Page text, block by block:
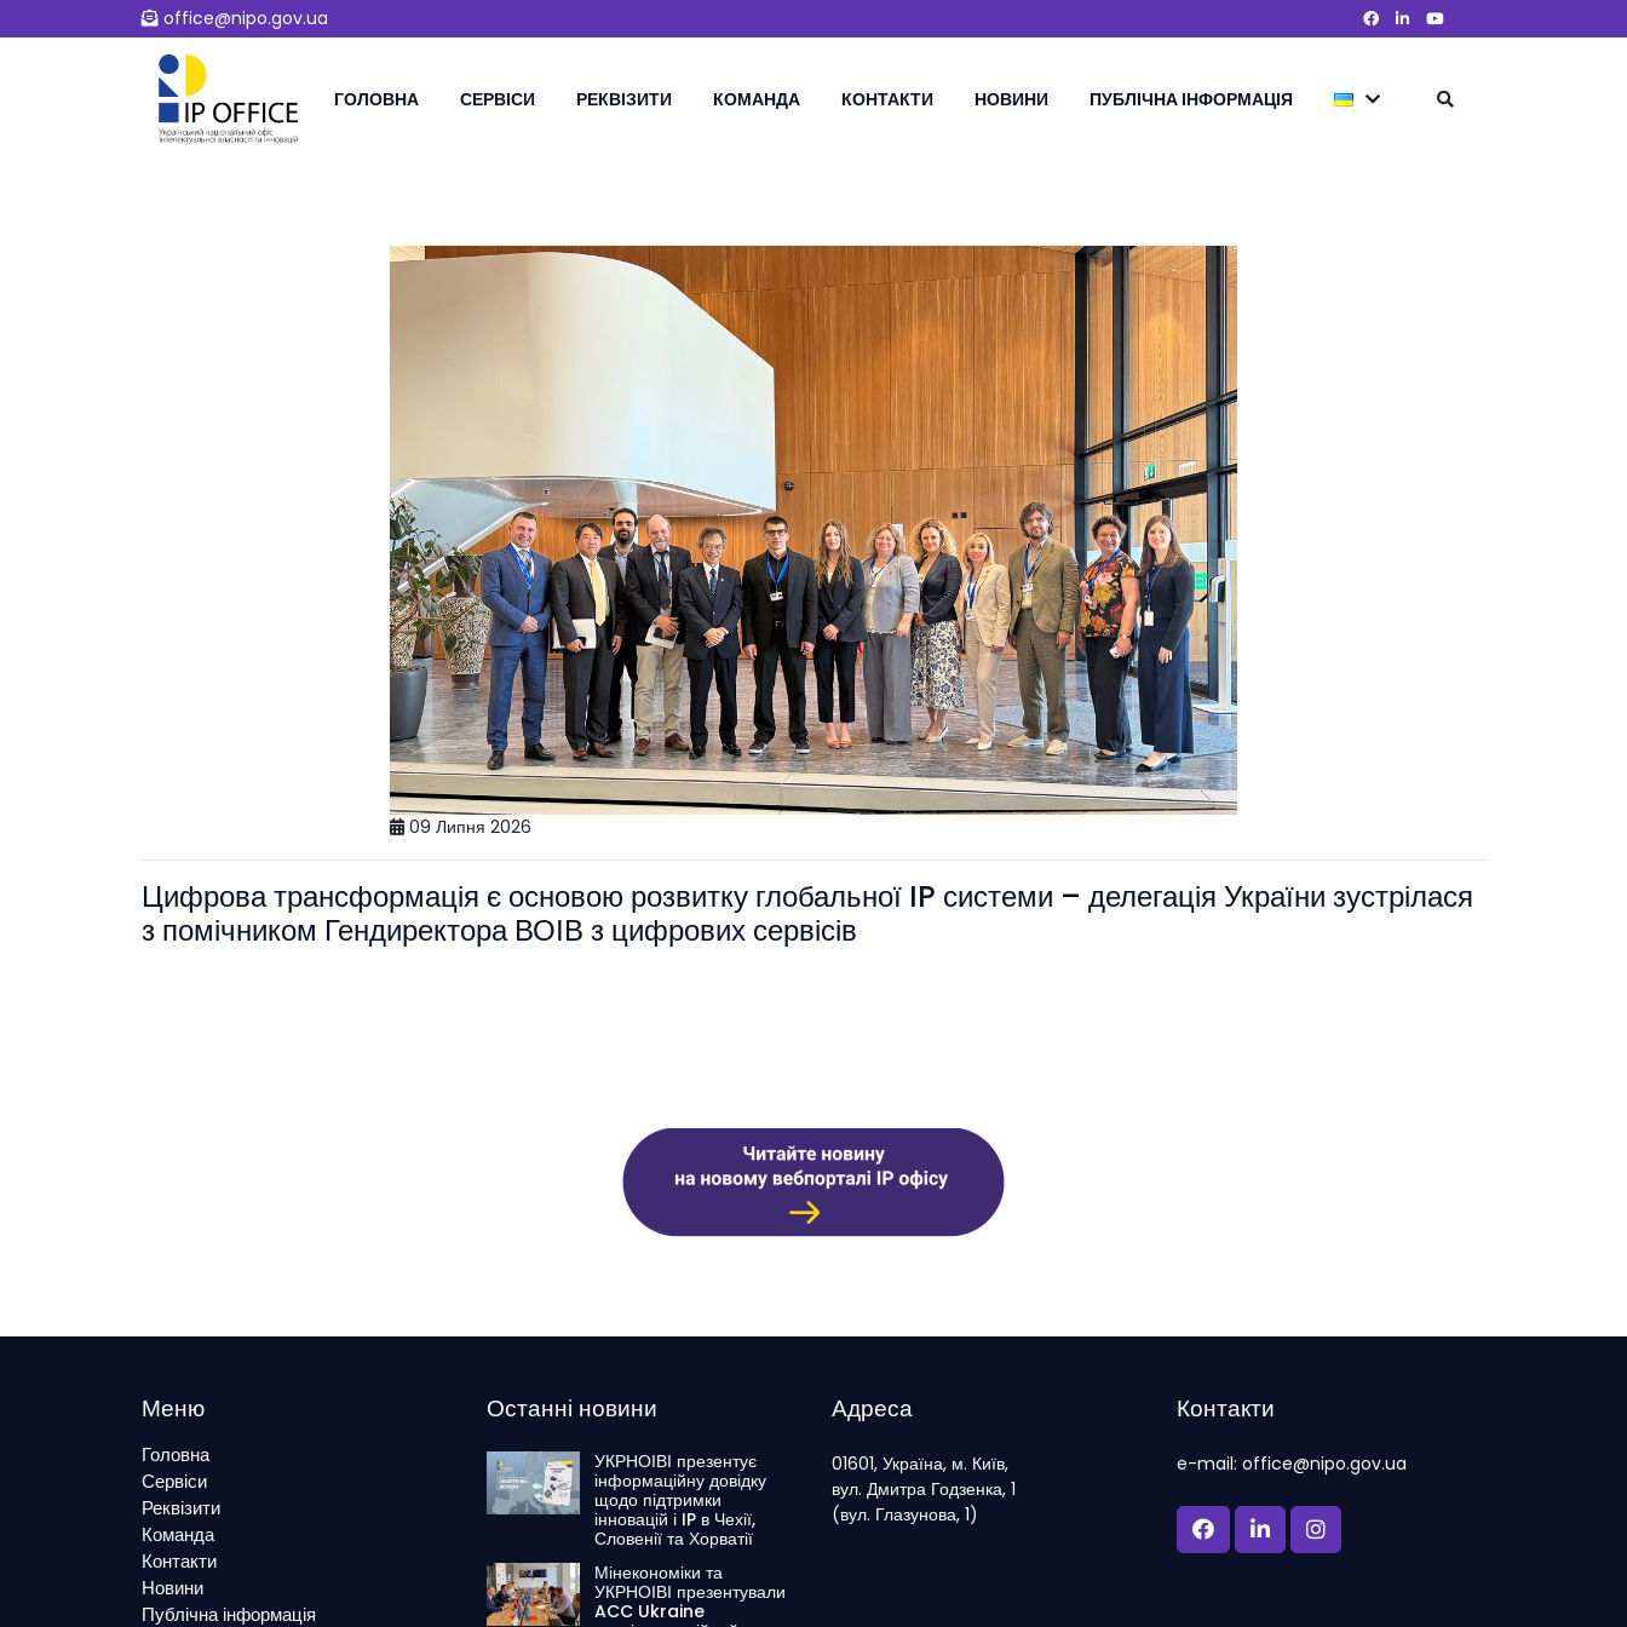
office@nipo.gov.ua
ГОЛОВНА СЕРВІСИ РЕКВІЗИТИ КОМАНДА КОНТАКТИ НОВИНИ ПУБЛІЧНА ІНФОРМАЦІЯ
09 Липня 2026
Цифрова трансформація є основою розвитку глобальної IP системи – делегація України зустрілася
з помічником Гендиректора ВОІВ з цифрових сервісів
Меню
Головна
Сервіси
Реквізити
Команда
Контакти
Новини
Публічна інформація
Останні новини
УКРНОІВІ презентує
інформаційну довідку
щодо підтримки
інновацій і IP в Чехії,
Словенії та Хорватії
Мінекономіки та
УКРНОІВІ презентували
ACC Ukraine
Адреса
01601, Україна, м. Київ,
вул. Дмитра Годзенка, 1
(вул. Глазунова, 1)
Контакти
e-mail: office@nipo.gov.ua